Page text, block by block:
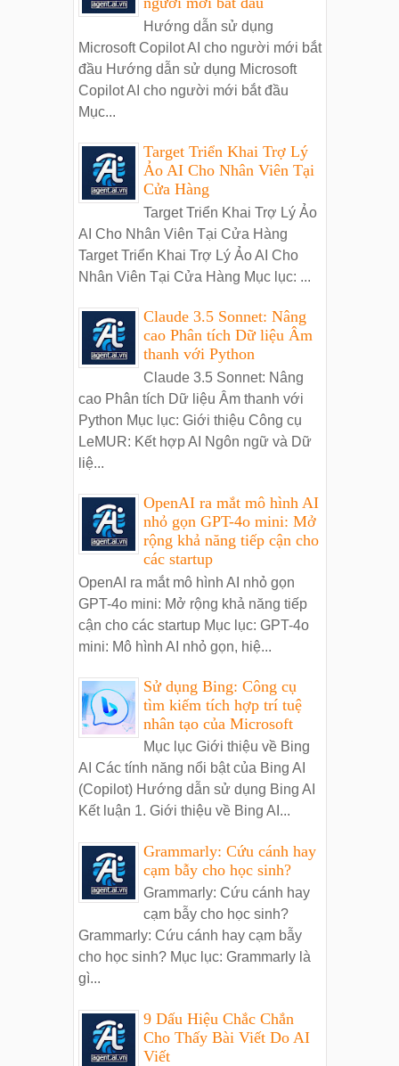
Hướng dẫn sử dụng
Microsoft Copilot AI cho người mới bắt
đầu Hướng dẫn sử dụng Microsoft
Copilot AI cho người mới bắt đầu
Mục...
Target Triển Khai Trợ Lý
Ảo AI Cho Nhân Viên Tại
Cửa Hàng
Target Triển Khai Trợ Lý Ảo
AI Cho Nhân Viên Tại Cửa Hàng
Target Triển Khai Trợ Lý Ảo AI Cho
Nhân Viên Tại Cửa Hàng Mục lục: ...
Claude 3.5 Sonnet: Nâng
cao Phân tích Dữ liệu Âm
thanh với Python
Claude 3.5 Sonnet: Nâng
cao Phân tích Dữ liệu Âm thanh với
Python Mục lục: Giới thiệu Công cụ
LeMUR: Kết hợp AI Ngôn ngữ và Dữ
liệ...
OpenAI ra mắt mô hình AI
nhỏ gọn GPT-4o mini: Mở
rộng khả năng tiếp cận cho
các startup
OpenAI ra mắt mô hình AI nhỏ gọn
GPT-4o mini: Mở rộng khả năng tiếp
cận cho các startup Mục lục: GPT-4o
mini: Mô hình AI nhỏ gọn, hiệ...
Sử dụng Bing: Công cụ
tìm kiếm tích hợp trí tuệ
nhân tạo của Microsoft
Mục lục Giới thiệu về Bing
AI Các tính năng nổi bật của Bing AI
(Copilot) Hướng dẫn sử dụng Bing AI
Kết luận 1. Giới thiệu về Bing AI...
Grammarly: Cứu cánh hay
cạm bẫy cho học sinh?
Grammarly: Cứu cánh hay
cạm bẫy cho học sinh?
Grammarly: Cứu cánh hay cạm bẫy
cho học sinh? Mục lục: Grammarly là
gì...
9 Dấu Hiệu Chắc Chắn
Cho Thấy Bài Viết Do AI
Viết